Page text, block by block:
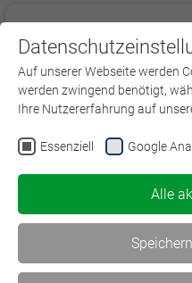
Spezialisten
Haftpflicht
Branchenspezifische
gewerblichen Bereich
Auf unserer Webseite werden
werden zwingend benötigt,
Ihre Nutzererfahrung auf
Essenziell Google
Alle